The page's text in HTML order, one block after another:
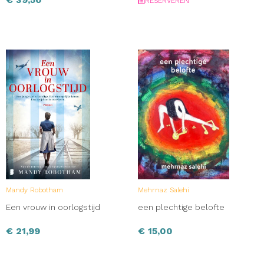
Mandy Robotham
Een vrouw in oorlogstijd
€ 21,99
Mehrnaz Salehi
een plechtige belofte
€ 15,00